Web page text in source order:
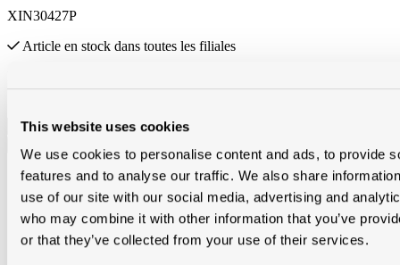
This website uses cookies
We use cookies to personalise content and ads, to provide
features and to analyse our traffic. We also share
use of our site with our social media, advertising and
who may combine it with other information that you’ve
or that they’ve collected from your use of their services.
XIN30427P
Article en stock dans toutes les filiales
Quantité de produit : Entrez la quantité souhaitée ou utilisez les
boite